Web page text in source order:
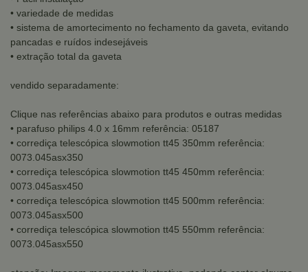
• variedade de medidas
• sistema de amortecimento no fechamento da gaveta, evitando
pancadas e ruídos indesejáveis
• extração total da gaveta
vendido separadamente:
Clique nas referências abaixo para produtos e outras medidas
• parafuso philips 4.0 x 16mm referência: 05187
• corrediça telescópica slowmotion tt45 350mm referência:
0073.045asx350
• corrediça telescópica slowmotion tt45 450mm referência:
0073.045asx450
• corrediça telescópica slowmotion tt45 500mm referência:
0073.045asx500
• corrediça telescópica slowmotion tt45 550mm referência:
0073.045asx550